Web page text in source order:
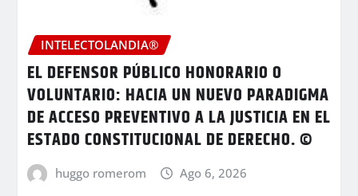
INTELECTOLANDIA®
EL DEFENSOR PÚBLICO HONORARIO O
VOLUNTARIO: HACIA UN NUEVO PARADIGMA
DE ACCESO PREVENTIVO A LA JUSTICIA EN EL
ESTADO CONSTITUCIONAL DE DERECHO. ©
huggo romerom Ago 6, 2026